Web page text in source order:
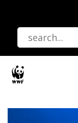
utama